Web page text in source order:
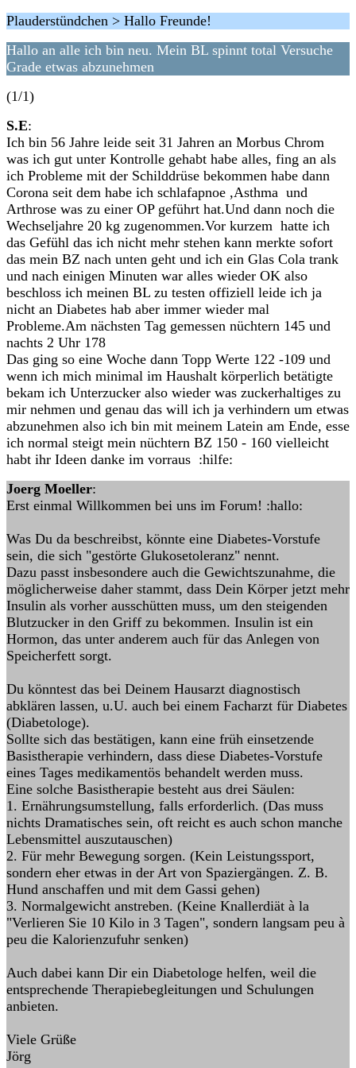
Plauderstündchen > Hallo Freunde!
Hallo an alle ich bin neu. Mein BL spinnt total Versuche
Grade etwas abzunehmen
(1/1)
S.E:
Ich bin 56 Jahre leide seit 31 Jahren an Morbus Chrom
was ich gut unter Kontrolle gehabt habe alles, fing an als
ich Probleme mit der Schilddrüse bekommen habe dann
Corona seit dem habe ich schlafapnoe ,Asthma und
Arthrose was zu einer OP geführt hat.Und dann noch die
Wechseljahre 20 kg zugenommen.Vor kurzem hatte ich
das Gefühl das ich nicht mehr stehen kann merkte sofort
das mein BZ nach unten geht und ich ein Glas Cola trank
und nach einigen Minuten war alles wieder OK also
beschloss ich meinen BL zu testen offiziell leide ich ja
nicht an Diabetes hab aber immer wieder mal
Probleme.Am nächsten Tag gemessen nüchtern 145 und
nachts 2 Uhr 178
Das ging so eine Woche dann Topp Werte 122 -109 und
wenn ich mich minimal im Haushalt körperlich betätigte
bekam ich Unterzucker also wieder was zuckerhaltiges zu
mir nehmen und genau das will ich ja verhindern um etwas
abzunehmen also ich bin mit meinem Latein am Ende, esse
ich normal steigt mein nüchtern BZ 150 - 160 vielleicht
habt ihr Ideen danke im vorraus :hilfe:
Joerg Moeller:
Erst einmal Willkommen bei uns im Forum! :hallo:
Was Du da beschreibst, könnte eine Diabetes-Vorstufe
sein, die sich "gestörte Glukosetoleranz" nennt.
Dazu passt insbesondere auch die Gewichtszunahme, die
möglicherweise daher stammt, dass Dein Körper jetzt mehr
Insulin als vorher ausschütten muss, um den steigenden
Blutzucker in den Griff zu bekommen. Insulin ist ein
Hormon, das unter anderem auch für das Anlegen von
Speicherfett sorgt.
Du könntest das bei Deinem Hausarzt diagnostisch
abklären lassen, u.U. auch bei einem Facharzt für Diabetes
(Diabetologe).
Sollte sich das bestätigen, kann eine früh einsetzende
Basistherapie verhindern, dass diese Diabetes-Vorstufe
eines Tages medikamentös behandelt werden muss.
Eine solche Basistherapie besteht aus drei Säulen:
1. Ernährungsumstellung, falls erforderlich. (Das muss
nichts Dramatisches sein, oft reicht es auch schon manche
Lebensmittel auszutauschen)
2. Für mehr Bewegung sorgen. (Kein Leistungssport,
sondern eher etwas in der Art von Spaziergängen. Z. B.
Hund anschaffen und mit dem Gassi gehen)
3. Normalgewicht anstreben. (Keine Knallerdiät à la
"Verlieren Sie 10 Kilo in 3 Tagen", sondern langsam peu à
peu die Kalorienzufuhr senken)
Auch dabei kann Dir ein Diabetologe helfen, weil die
entsprechende Therapiebegleitungen und Schulungen
anbieten.
Viele Grüße
Jörg